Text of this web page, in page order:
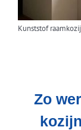
Kunststof
Zo